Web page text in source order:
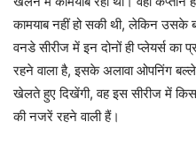
कामयाब नहीं हो सकी थी, लेकिन उसके
वनडे सीरीज में इन दोनों ही प्लेयर्स का
रहने वाला है, इसके अलावा ओपनिंग
खेलते हुए दिखेंगी, वह इस सीरीज में
की नजरें रहने वाली हैं।